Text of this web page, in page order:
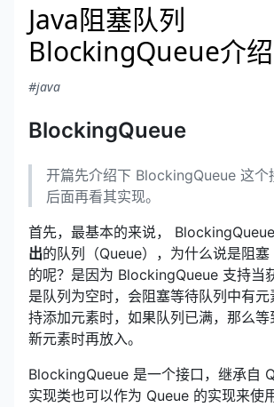
Java阻塞队列
BlockingQueue介绍
#java
BlockingQueue
开篇先介绍下 BlockingQueue 这个
后面再看其实现。
首先，最基本的来说，
出的队列（Queue），为什么说是阻塞
的呢？是因为 BlockingQueue 支持当
是队列为空时，会阻塞等待队列中有
持添加元素时，如果队列已满，那么
新元素时再放入。
BlockingQueue 是一个接口，继承自
实现类也可以作为 Queue 的实现来使